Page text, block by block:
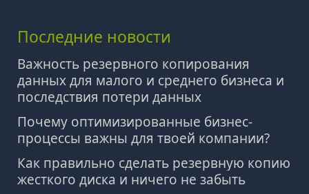
Последние новости
Важность резервного копирования
данных для малого и среднего бизнеса и
последствия потери данных
Почему оптимизированные бизнес-
процессы важны для твоей компании?
Как правильно сделать резервную копию
жесткого диска и ничего не забыть